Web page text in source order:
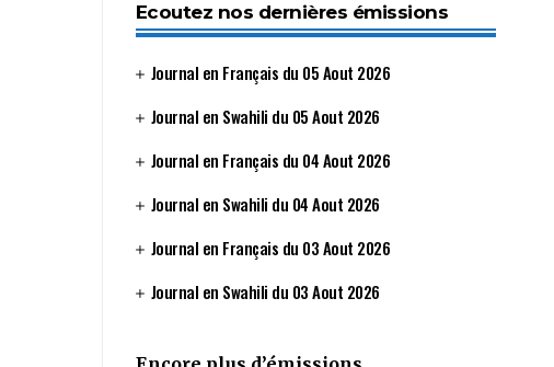
Ecoutez nos dernières émissions
Journal en Français du 05 Aout 2026
Journal en Swahili du 05 Aout 2026
Journal en Français du 04 Aout 2026
Journal en Swahili du 04 Aout 2026
Journal en Français du 03 Aout 2026
Journal en Swahili du 03 Aout 2026